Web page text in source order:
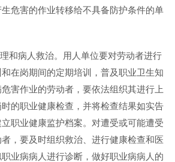
危害的作业转移给不具备防护条件的单
和病人救治。用人单位要对劳动者进行
和在岗期间的定期培训，普及职业卫生知
害作业的劳动者，要依法组织其进行上
的职业健康检查，并将检查结果如实告
职业健康监护档案。对遭受或可能遭受
，要及时组织救治、进行健康检查和医
业病病人进行诊断，做好职业病病人的